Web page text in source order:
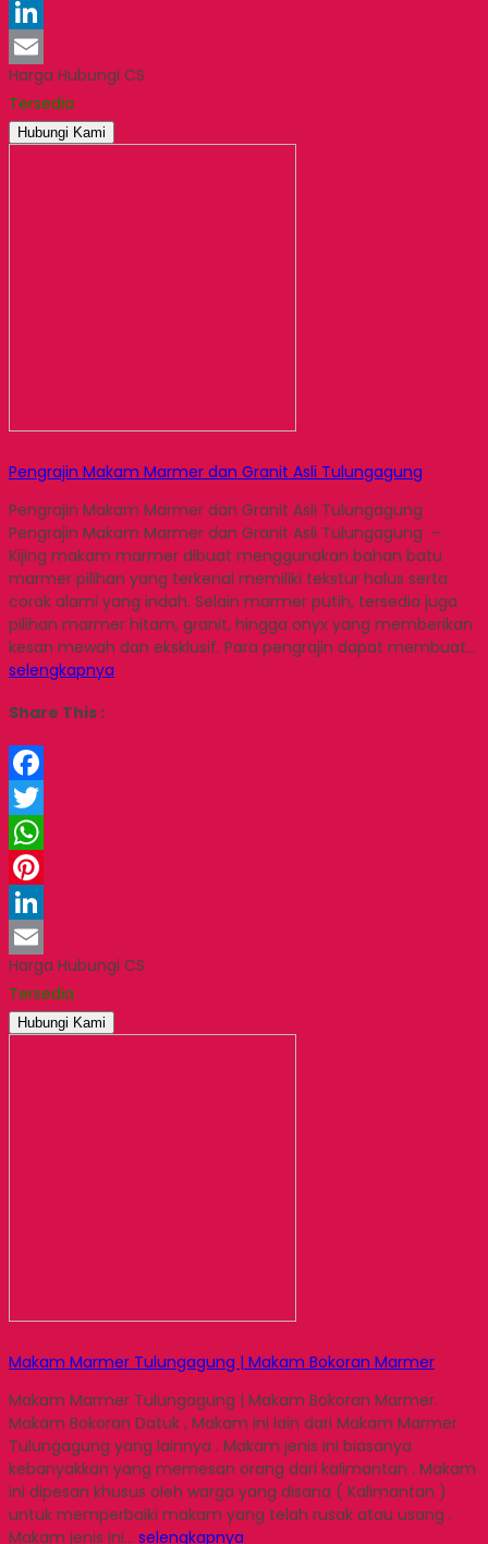
Pinterest
LinkedIn
Email
Harga Hubungi CS
Tersedia
Hubungi Kami
Pengrajin Makam Marmer dan Granit Asli Tulungagung
Pengrajin Makam Marmer dan Granit Asli Tulungagung
Pengrajin Makam Marmer dan Granit Asli Tulungagung –
Kijing makam marmer dibuat menggunakan bahan batu
marmer pilihan yang terkenal memiliki tekstur halus serta
corak alami yang indah. Selain marmer putih, tersedia juga
pilihan marmer hitam, granit, hingga onyx yang memberikan
kesan mewah dan eksklusif. Para pengrajin dapat membuat…
selengkapnya
Share This :
Facebook
Twitter
WhatsApp
Pinterest
LinkedIn
Email
Harga Hubungi CS
Tersedia
Hubungi Kami
Makam Marmer Tulungagung | Makam Bokoran Marmer
Makam Marmer Tulungagung | Makam Bokoran Marmer.
Makam Bokoran Datuk , Makam ini lain dari Makam Marmer
Tulungagung yang lainnya . Makam jenis ini biasanya
kebanyakkan yang memesan orang dari kalimantan . Makam
ini dipesan khusus oleh warga yang disana ( Kalimantan )
untuk memperbaiki makam yang telah rusak atau usang .
Makam jenis ini… selengkapnya